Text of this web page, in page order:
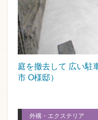
庭を撤去して 広い駐
市 O様邸）
外構・エクステリア